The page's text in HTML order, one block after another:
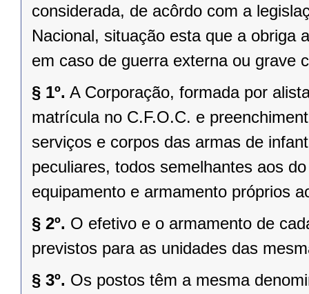
considerada, de acôrdo com a
Nacional, situação esta que a obriga
em caso de guerra externa ou grave
§ 1º. A Corporação, formada por
matrícula no C.F.O.C. e
serviços e corpos das armas de
peculiares, todos semelhantes aos
equipamento e armamento próprios
§ 2º. O efetivo e o armamento de
previstos para as unidades das
§ 3º. Os postos têm a mesma